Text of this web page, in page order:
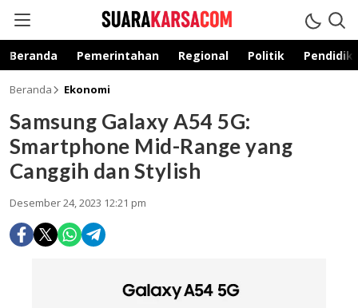
suarakarsa.com
Informasi terpercaya
Beranda Pemerintahan Regional Politik
Beranda Ekonomi
Samsung Galaxy A54 5G:
Smartphone Mid-Range yang
Canggih dan Stylish
Desember 24, 2023 12:21 pm